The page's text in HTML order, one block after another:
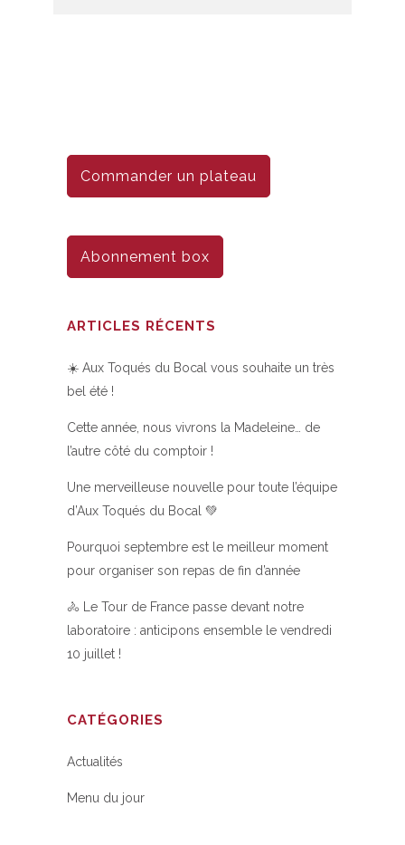
Commander un plateau
Abonnement box
ARTICLES RÉCENTS
☀️ Aux Toqués du Bocal vous souhaite un très
bel été !
Cette année, nous vivrons la Madeleine… de
l’autre côté du comptoir !
Une merveilleuse nouvelle pour toute l’équipe
d’Aux Toqués du Bocal 💚
Pourquoi septembre est le meilleur moment
pour organiser son repas de fin d’année
🚴 Le Tour de France passe devant notre
laboratoire : anticipons ensemble le vendredi
10 juillet !
CATÉGORIES
Actualités
Menu du jour